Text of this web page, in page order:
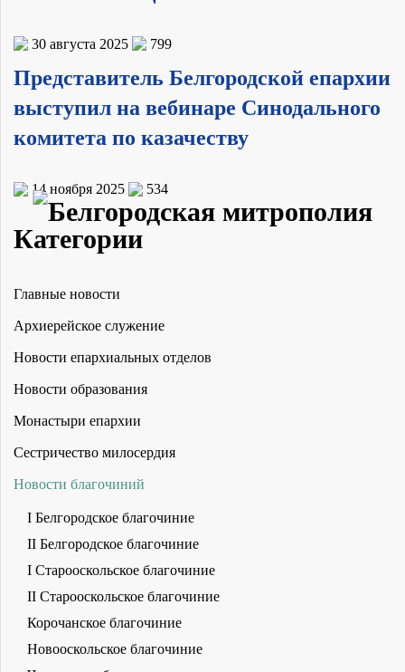
30 августа 2025 799
Представитель Белгородской епархии
выступил на вебинаре Синодального
комитета по казачеству
14 ноября 2025 534
Категории
Главные новости
Архиерейское служение
Новости епархиальных отделов
Новости образования
Монастыри епархии
Сестричество милосердия
Новости благочиний
I Белгородское благочиние
II Белгородское благочиние
I Старооскольское благочиние
II Старооскольское благочиние
Корочанское благочиние
Новооскольское благочиние